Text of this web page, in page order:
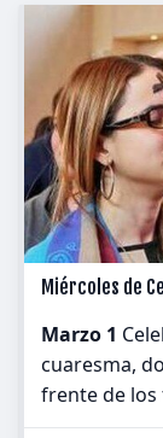
Miércoles de
Marzo 1
cuaresma,
frente de los